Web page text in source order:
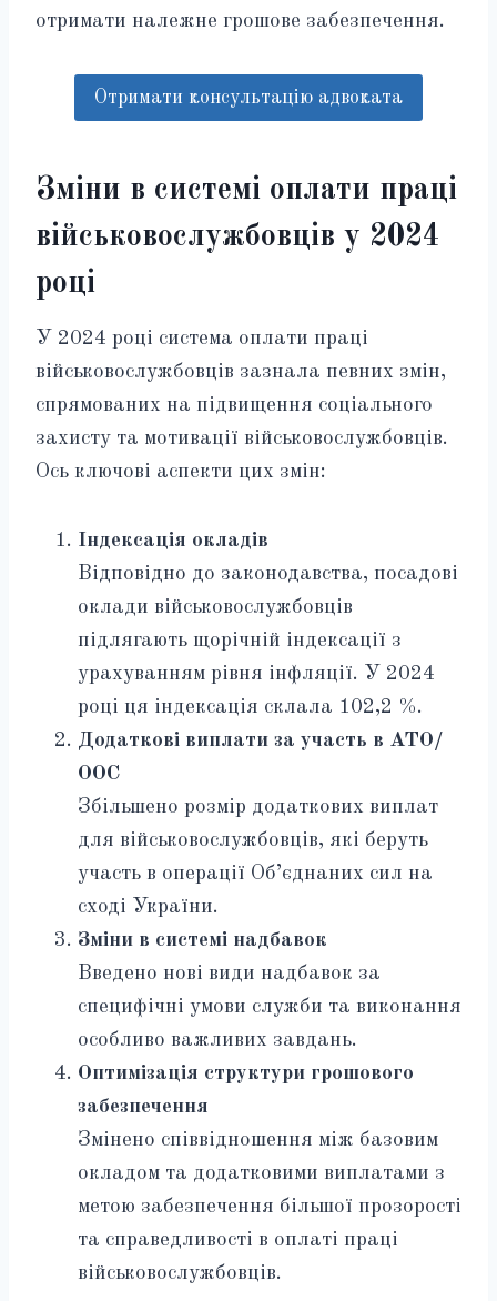
отримати належне грошове забезпечення.
Отримати консультацію адвоката
Зміни в системі оплати праці
військовослужбовців у 2024
році
У 2024 році система оплати праці
військовослужбовців зазнала певних змін,
спрямованих на підвищення соціального
захисту та мотивації військовослужбовців.
Ось ключові аспекти цих змін:
Індексація окладів
Відповідно до законодавства, посадові
оклади військовослужбовців
підлягають щорічній індексації з
урахуванням рівня інфляції. У 2024
році ця індексація склала 102,2 %.
Додаткові виплати за участь в АТО/
ООС
Збільшено розмір додаткових виплат
для військовослужбовців, які беруть
участь в операції Об’єднаних сил на
сході України.
Зміни в системі надбавок
Введено нові види надбавок за
специфічні умови служби та виконання
особливо важливих завдань.
Оптимізація структури грошового
забезпечення
Змінено співвідношення між базовим
окладом та додатковими виплатами з
метою забезпечення більшої прозорості
та справедливості в оплаті праці
військовослужбовців.